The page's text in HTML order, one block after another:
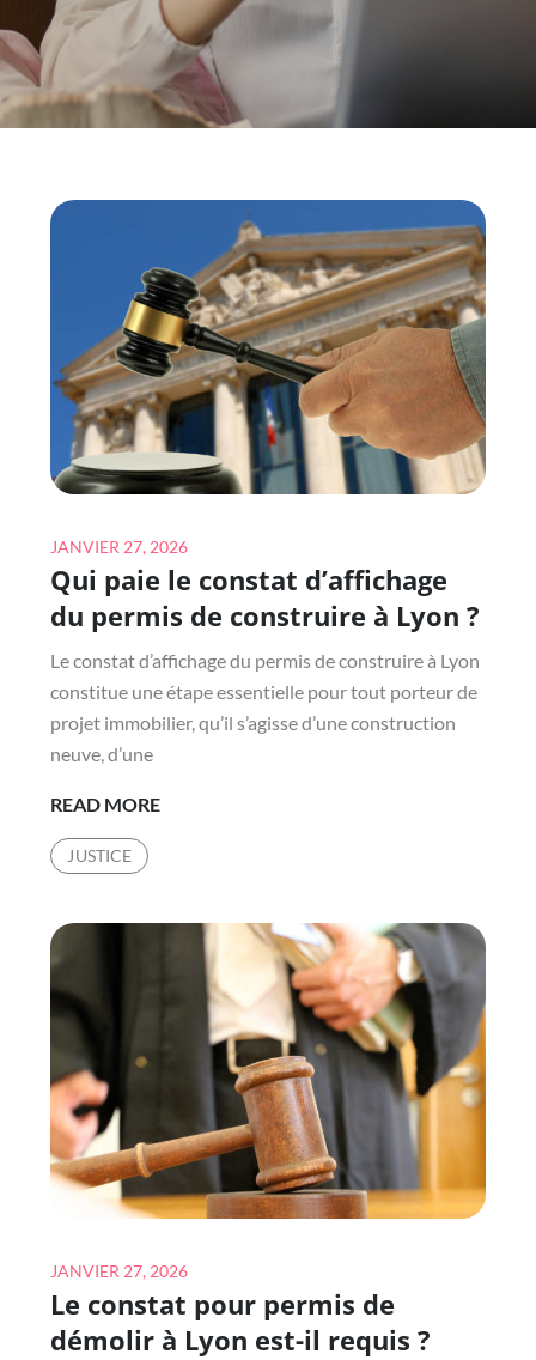
Posted
on
JANVIER 27, 2026
Qui paie le constat d’affichage
du permis de construire à Lyon ?
Le constat d’affichage du permis de construire à Lyon
constitue une étape essentielle pour tout porteur de
projet immobilier, qu’il s’agisse d’une construction
neuve, d’une
READ MOREQUI
D’AFFICHAGE
PERMIS
CONSTRUIRE
?
JUSTICE
Posted
on
JANVIER 27, 2026
Le constat pour permis de
démolir à Lyon est-il requis ?